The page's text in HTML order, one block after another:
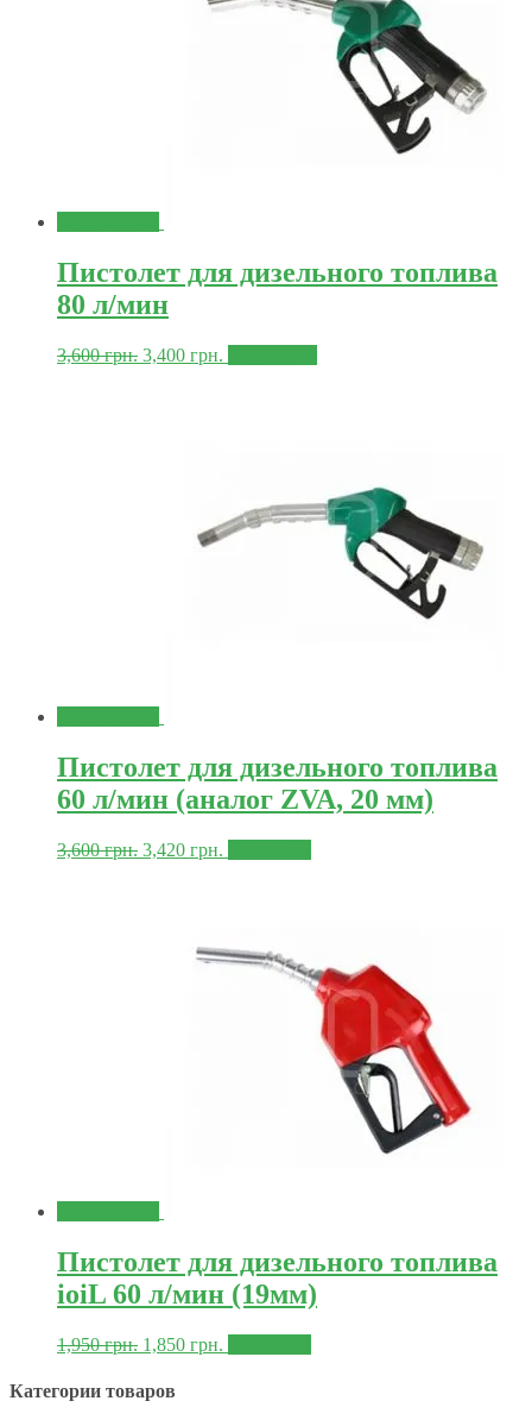
Пистолет для дизельного топлива
80 л/мин
3,600грн. 3,400 грн.
Пистолет для дизельного топлива
60 л/мин (аналог ZVA, 20 мм)
3,600грн. 3,420 грн.
Пистолет для дизельного топлива
ioiL 60 л/мин (19мм)
1,950грн. 1,850 грн.
Категории товаров